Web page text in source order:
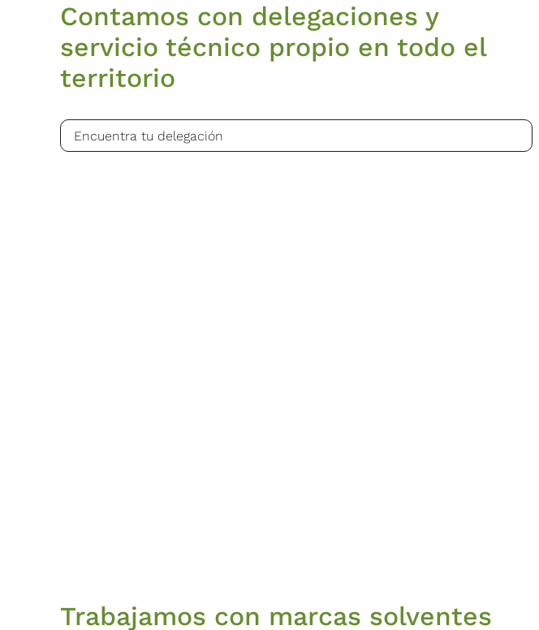
Contamos con delegaciones y
servicio técnico propio en todo el
territorio
Trabajamos con marcas solventes